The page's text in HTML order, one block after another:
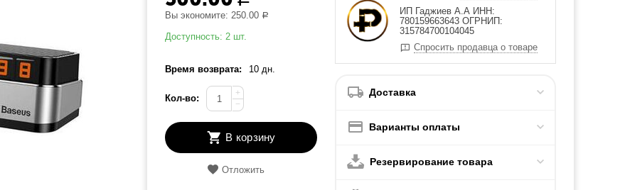
Вы экономите:250.00 Р
Доступность: 2 шт.
Время возврата: 10 дн.
Кол-во:
+
−
В корзину
Отложить
ИП Гаджиев А.А ИНН:
780159663643 ОГРНИП:
315784700104045
Спросить продавца о товаре
Доставка
Варианты оплаты
Резервирование товара